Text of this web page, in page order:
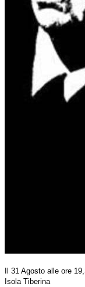
Il 31 Agosto alle ore
Isola Tiberina